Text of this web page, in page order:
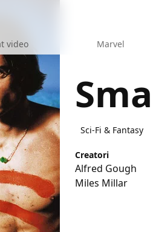
video Marvel
Sci-Fi & Fantasy
Creatori
Alfred Gough
Miles Millar